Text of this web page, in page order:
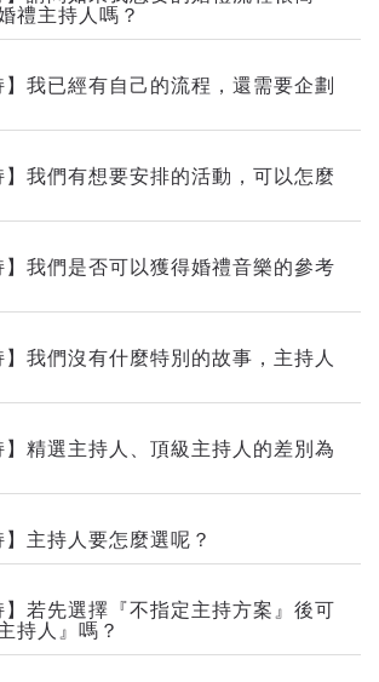
禮主持人嗎？
】我已經有自己的流程，還需要企劃
】我們有想要安排的活動，可以怎麼
】我們是否可以獲得婚禮音樂的參考
】我們沒有什麼特別的故事，主持人
】精選主持人、頂級主持人的差別為
】主持人要怎麼選呢？
】若先選擇『不指定主持方案』後可
持人』嗎？